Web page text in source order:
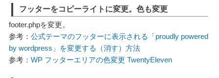
フッターをコピーライトに変更。色も変更
footer.phpを変更。
参考： 公式テーマのフッターに表示される「proudly powered
by wordpress」を変更する（消す）方法
参考： WP フッターエリアの色変更 TwentyEleven